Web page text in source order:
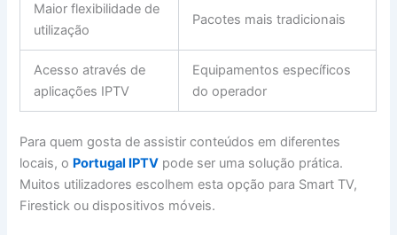
Maior flexibilidade de
utilização
Pacotes mais tradicionais
Acesso através de
aplicações IPTV
Equipamentos específicos
do operador
Para quem gosta de assistir conteúdos em diferentes
locais, o Portugal IPTV pode ser uma solução prática.
Muitos utilizadores escolhem esta opção para Smart TV,
Firestick ou dispositivos móveis.